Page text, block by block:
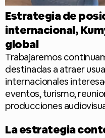
Estrategia de
internacional,
global
Trabajaremos
destinadas a atraer
internacionales
eventos, turismo,
producciones
La estrategia